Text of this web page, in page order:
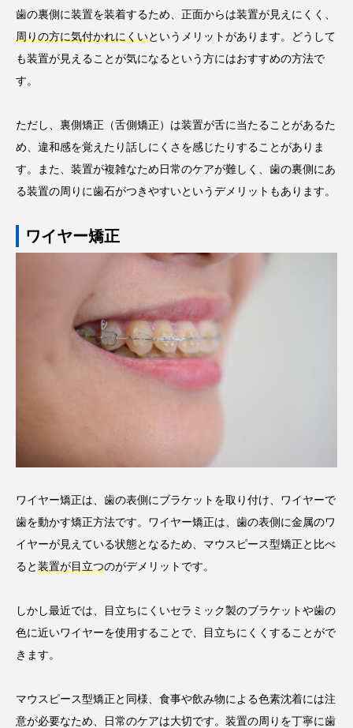
歯の裏側に装置を装着するため、正面からは装置が見えにくく、
周りの方に気付かれにくいというメリットがあります。どうして
も装置が見えることが気になるという方にはおすすめの方法で
す。
ただし、裏側矯正（舌側矯正）は装置が舌に当たることがあるた
め、違和感を覚えたり話しにくさを感じたりすることがありま
す。また、装置が複雑なため日常のケアが難しく、歯の裏側にあ
る装置の周りに歯石がつきやすいというデメリットもあります。
ワイヤー矯正
ワイヤー矯正は、歯の表側にブラケットを取り付け、ワイヤーで
歯を動かす矯正方法です。ワイヤー矯正は、歯の表側に金属のワ
イヤーが見えている状態となるため、マウスピース型矯正と比べ
ると 装置が目立つのがデメリットです。
しかし最近では、目立ちにくいセラミック製のブラケットや歯の
色に近いワイヤーを使用することで、目立ちにくくすることがで
きます。
マウスピース型矯正と同様、食事や飲み物による色素沈着には注
意が必要なため、日常のケアは大切です。装置の周りを丁寧に歯